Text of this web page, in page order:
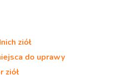
ziół
do uprawy
ziół